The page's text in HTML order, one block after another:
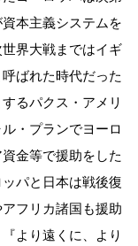
本主義システムを
界大戦まではイギ
ばれた時代だった
るパクス・アメリ
・プランでヨーロ
金等で援助をした
パと日本は戦後復
フリカ諸国も援助
より遠くに、より